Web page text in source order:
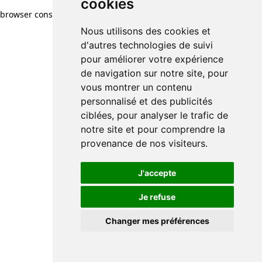
cookies
Nous utilisons des cookies et
d'autres technologies de suivi
pour améliorer votre expérience
de navigation sur notre site, pour
vous montrer un contenu
personnalisé et des publicités
ciblées, pour analyser le trafic de
notre site et pour comprendre la
provenance de nos visiteurs.
J'accepte
Je refuse
Changer mes préférences
browser console for more information)